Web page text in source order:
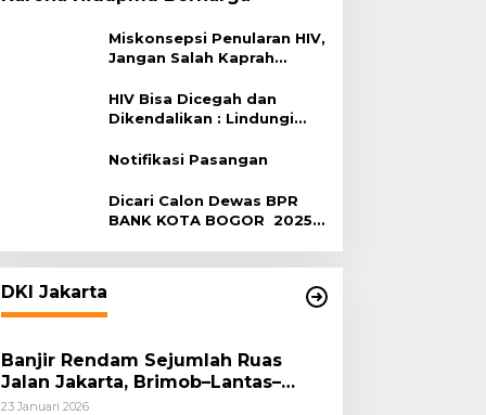
Miskonsepsi Penularan HIV,
Jangan Salah Kaprah
HIV Bisa Dicegah dan
Dikendalikan : Lindungi
Notifikasi Pasangan
Dicari Calon Dewas BPR
BANK KOTA BOGOR 2025-
DKI Jakarta
Banjir Rendam Sejumlah Ruas
Jalan Jakarta, Brimob–Lantas–
Polair PMJ Bergerak Cepat, Polri
23 Januari 2026